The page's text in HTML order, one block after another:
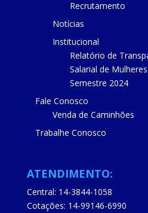
Recrutamento
Notícias
Institucional
Relatório de
Salarial de
Semestre 2024
Fale Conosco
Venda de Caminhões
Trabalhe Conosco
ATENDIMENTO:
Central: 14-3844-1058
Cotações: 14-99146-6990